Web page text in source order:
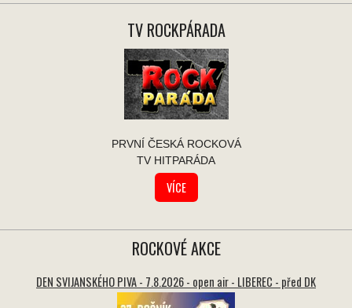
TV ROCKPÁRADA
PRVNÍ ČESKÁ ROCKOVÁ
TV HITPARÁDA
VÍCE
ROCKOVÉ AKCE
DEN SVIJANSKÉHO PIVA - 7.8.2026 - open air - LIBEREC - před DK